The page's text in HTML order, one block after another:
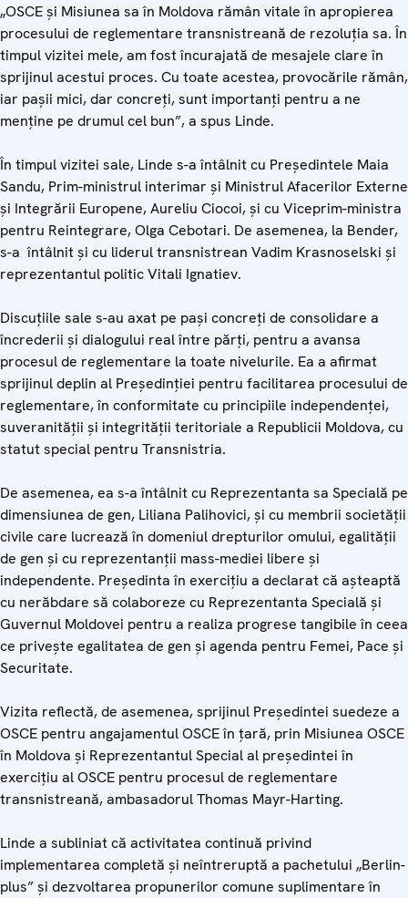
„OSCE și Misiunea sa în Moldova rămân vitale în apropierea
procesului de reglementare transnistreană de rezoluția sa. În
timpul vizitei mele, am fost încurajată de mesajele clare în
sprijinul acestui proces. Cu toate acestea, provocările rămân,
iar pașii mici, dar concreți, sunt importanți pentru a ne
menține pe drumul cel bun”, a spus Linde.
În timpul vizitei sale, Linde s-a întâlnit cu Președintele Maia
Sandu, Prim-ministrul interimar și Ministrul Afacerilor Externe
și Integrării Europene, Aureliu Ciocoi, și cu Viceprim-ministra
pentru Reintegrare, Olga Cebotari. De asemenea, la Bender,
s-a întâlnit și cu liderul transnistrean Vadim Krasnoselski și
reprezentantul politic Vitali Ignatiev.
Discuțiile sale s-au axat pe pași concreți de consolidare a
încrederii și dialogului real între părți, pentru a avansa
procesul de reglementare la toate nivelurile. Ea a afirmat
sprijinul deplin al Președinției pentru facilitarea procesului de
reglementare, în conformitate cu principiile independenței,
suveranității și integrității teritoriale a Republicii Moldova, cu
statut special pentru Transnistria.
De asemenea, ea s-a întâlnit cu Reprezentanta sa Specială pe
dimensiunea de gen, Liliana Palihovici, și cu membrii societății
civile care lucrează în domeniul drepturilor omului, egalității
de gen și cu reprezentanții mass-mediei libere și
independente. Președinta în exercițiu a declarat că așteaptă
cu nerăbdare să colaboreze cu Reprezentanta Specială și
Guvernul Moldovei pentru a realiza progrese tangibile în ceea
ce privește egalitatea de gen și agenda pentru Femei, Pace și
Securitate.
Vizita reflectă, de asemenea, sprijinul Președintei suedeze a
OSCE pentru angajamentul OSCE în țară, prin Misiunea OSCE
în Moldova și Reprezentantul Special al președintei în
exercițiu al OSCE pentru procesul de reglementare
transnistreană, ambasadorul Thomas Mayr-Harting.
Linde a subliniat că activitatea continuă privind
implementarea completă și neîntreruptă a pachetului „Berlin-
plus” și dezvoltarea propunerilor comune suplimentare în